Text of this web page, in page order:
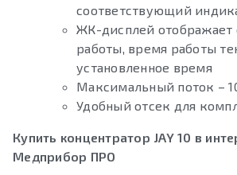
соответствующий
ЖК-дисплей
работы, время работы
установленное время
Максимальный поток –
Удобный отсек для
Купить концентратор JAY 10 в
Медприбор ПРО